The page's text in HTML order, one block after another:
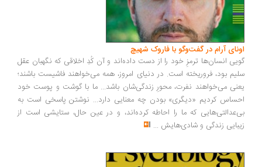
آرام در گفت‌وگو با فاروک شهیچ‭
انسان‌ها ترمزِ خود را از دست داده‌اند و آن کُدِ اخلاقی که نگهبان عقل
بود، فروریخته است. در دنیای امروز، همه می‌خواهند فاشیست باشند؛
می‌خواهند نفرت، محورِ زندگی‌شان باشد... ما با گوشت و پوست خود
کردیم «دیگری» بودن چه معنایی دارد... نوشتن پاسخی است به
که ما را احاطه کرده‌اند، و در عین حال، ستایشی است از
زندگی و شادی‌هایش...